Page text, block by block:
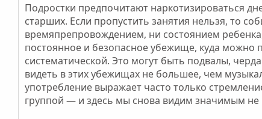
Подростки предпочитают наркотизироваться
старших. Если пропустить занятия нельзя, то
времяпрепровождением, ни состоянием
постоянное и безопасное убежище, куда можно
систематической. Это могут быть подвалы,
видеть в этих убежищах не большее, чем
употребление выражает часто только
группой — и здесь мы снова видим значимым не